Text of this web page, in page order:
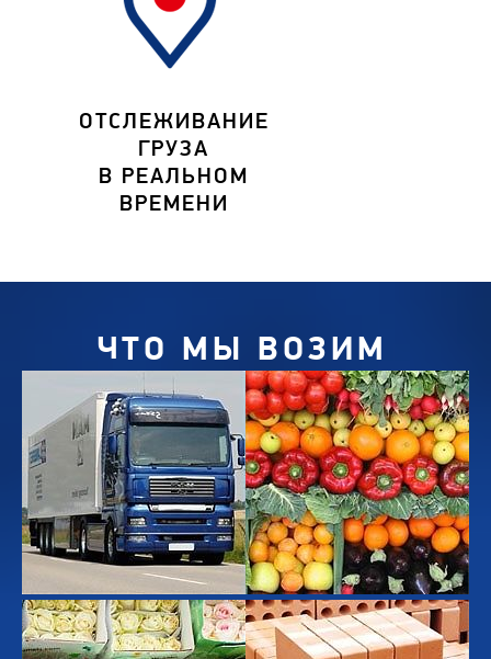
ОТСЛЕЖИВАНИЕ
ГРУЗА
В РЕАЛЬНОМ
ВРЕМЕНИ
ЧТО МЫ ВОЗИМ